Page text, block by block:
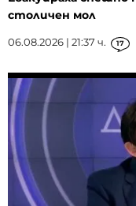
столичен мол
06.08.2026 | 21:37 ч. 17